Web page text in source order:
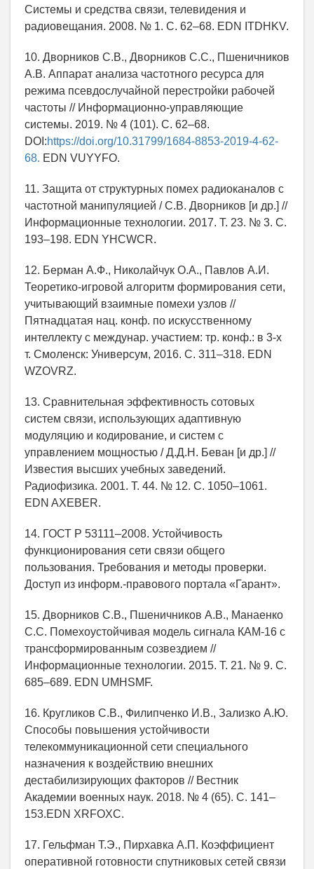
Системы и средства связи, телевидения и
радиовещания. 2008. № 1. С. 62–68. EDN ITDHKV.
10. Дворников С.В., Дворников С.С., Пшеничников
А.В. Аппарат анализа частотного ресурса для
режима псевдослучайной перестройки рабочей
частоты // Информационно-управляющие
системы. 2019. № 4 (101). С. 62–68.
DOI:https://doi.org/10.31799/1684-8853-2019-4-62-
68. EDN VUYYFO.
11. Защита от структурных помех радиоканалов с
частотной манипуляцией / С.В. Дворников [и др.] //
Информационные технологии. 2017. Т. 23. № 3. С.
193–198. EDN YHCWCR.
12. Берман А.Ф., Николайчук О.А., Павлов А.И.
Теоретико-игровой алгоритм формирования сети,
учитывающий взаимные помехи узлов //
Пятнадцатая нац. конф. по искусственному
интеллекту с междунар. участием: тр. конф.: в 3-х
т. Смоленск: Универсум, 2016. С. 311–318. EDN
WZOVRZ.
13. Сравнительная эффективность сотовых
систем связи, использующих адаптивную
модуляцию и кодирование, и систем с
управлением мощностью / Д.Д.Н. Беван [и др.] //
Известия высших учебных заведений.
Радиофизика. 2001. Т. 44. № 12. С. 1050–1061.
EDN AXEBER.
14. ГОСТ Р 53111–2008. Устойчивость
функционирования сети связи общего
пользования. Требования и методы проверки.
Доступ из информ.-правового портала «Гарант».
15. Дворников С.В., Пшеничников А.В., Манаенко
С.С. Помехоустойчивая модель сигнала КАМ-16 с
трансформированным созвездием //
Информационные технологии. 2015. Т. 21. № 9. С.
685–689. EDN UMHSMF.
16. Кругликов С.В., Филипченко И.В., Зализко А.Ю.
Способы повышения устойчивости
телекоммуникационной сети специального
назначения к воздействию внешних
дестабилизирующих факторов // Вестник
Академии военных наук. 2018. № 4 (65). С. 141–
153.EDN XRFOXC.
17. Гельфман Т.Э., Пирхавка А.П. Коэффициент
оперативной готовности спутниковых сетей связи